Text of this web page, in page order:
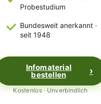
Probestudium
Bundesweit anerkannt ·
seit 1948
Infomaterial
bestellen
Kostenlos · Unverbindlich